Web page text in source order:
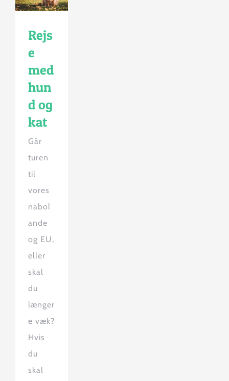
Rejs
e
med
hun
d og
kat
Går
turen
til
vores
nabol
ande
og EU,
eller
skal
du
længer
e væk?
Hvis
du
skal